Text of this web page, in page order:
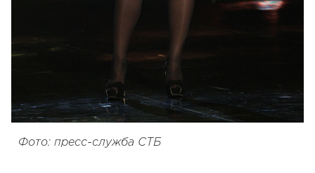
Фото: пресс-служба СТБ